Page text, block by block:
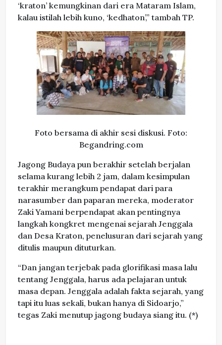
‘kraton’ kemungkinan dari era Mataram Islam,
kalau istilah lebih kuno, ‘kedhaton’,” tambah TP.
Foto bersama di akhir sesi diskusi. Foto:
Begandring.com
Jagong Budaya pun berakhir setelah berjalan
selama kurang lebih 2 jam, dalam kesimpulan
terakhir merangkum pendapat dari para
narasumber dan paparan mereka, moderator
Zaki Yamani berpendapat akan pentingnya
langkah kongkret mengenai sejarah Jenggala
dan Desa Kraton, penelusuran dari sejarah yang
ditulis maupun dituturkan.
“Dan jangan terjebak pada glorifikasi masa lalu
tentang Jenggala, harus ada pelajaran untuk
masa depan. Jenggala adalah fakta sejarah, yang
tapi itu luas sekali, bukan hanya di Sidoarjo,”
tegas Zaki menutup jagong budaya siang itu. (*)